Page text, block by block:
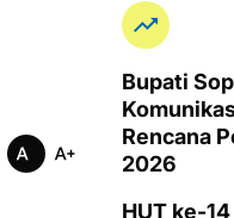
Bupati
Rencana
2026
HUT ke-